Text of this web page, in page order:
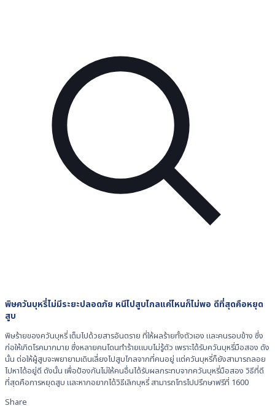
พิษควันบุหรี่ไม่มีระยะปลอดภัย หนีไปสูบไกลแค่ไหนก็ไม่พอ ดีที่สุดคือหยุด
สูบ
พิษร้ายของควันบุหรี่ เต็มไปด้วยสารอันตราย ที่ให้ผลร้ายทั้งตัวเอง และคนรอบข้าง ซึ่ง
ก่อให้เกิดโรคมากมาย ซึ่งหลายคนโดนทำร้ายแบบไม่รู้ตัว เพราะได้รับควันบุหรี่มือสอง ดัง
นั้น ต่อให้ผู้สูบจะพยายามเดินเลี่ยงไปสูบไกลจากที่คนอยู่ แต่ควันบุหรี่ก็ยังสามารถลอย
ไปหาได้อยู่ดี ดังนั้น เพื่อป้องกันไม่ให้คนอื่นได้รับผลกระทบจากควันบุหรี่มือสอง วิธีที่ดี
ที่สุดคือการหยุดสูบ และหากอยากได้วิธีเลิกบุหรี่ สามารถโทรไปปรึกษาฟรีที่ 1600
Share